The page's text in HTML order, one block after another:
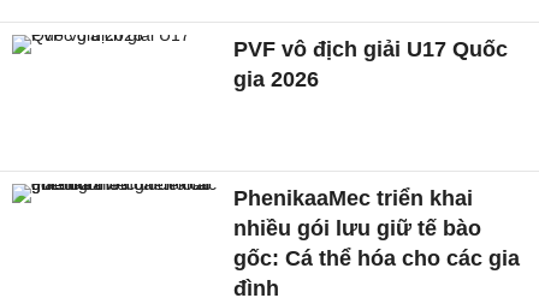
PVF vô địch giải U17 Quốc
gia 2026
PhenikaaMec triển khai
nhiều gói lưu giữ tế bào
gốc: Cá thể hóa cho các gia
đình